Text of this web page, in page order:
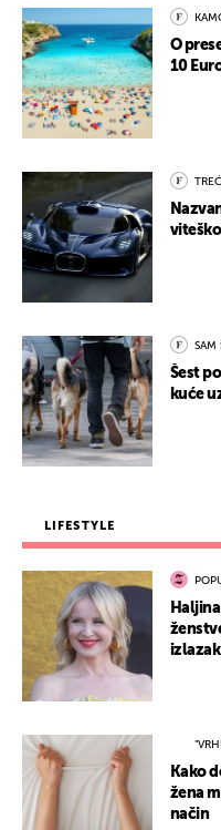
O
10
SAM
Šest
kuće
LIFESTYLE
Kako
žena
način